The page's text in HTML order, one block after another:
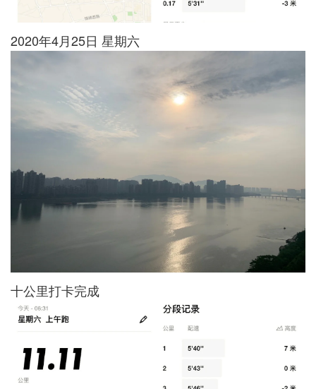
2020年4月25日 星期六
十公里打卡完成